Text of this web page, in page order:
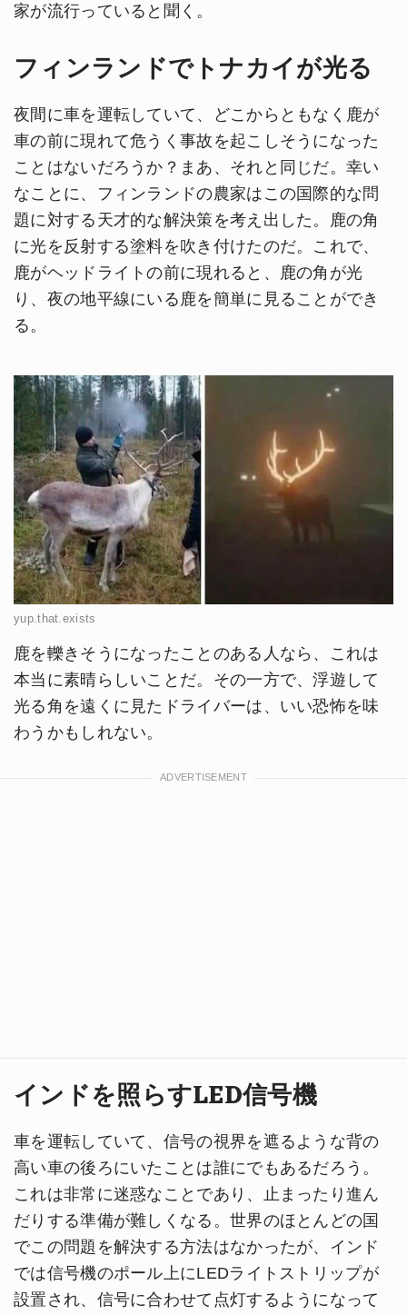
家が流行っていると聞く。
フィンランドでトナカイが光る
夜間に車を運転していて、どこからともなく鹿が
車の前に現れて危うく事故を起こしそうになった
ことはないだろうか？まあ、それと同じだ。幸い
なことに、フィンランドの農家はこの国際的な問
題に対する天才的な解決策を考え出した。鹿の角
に光を反射する塗料を吹き付けたのだ。これで、
鹿がヘッドライトの前に現れると、鹿の角が光
り、夜の地平線にいる鹿を簡単に見ることができ
る。
yup.that.exists
鹿を轢きそうになったことのある人なら、これは
本当に素晴らしいことだ。その一方で、浮遊して
光る角を遠くに見たドライバーは、いい恐怖を味
わうかもしれない。
インドを照らすLED信号機
車を運転していて、信号の視界を遮るような背の
高い車の後ろにいたことは誰にでもあるだろう。
これは非常に迷惑なことであり、止まったり進ん
だりする準備が難しくなる。世界のほとんどの国
でこの問題を解決する方法はなかったが、インド
では信号機のポール上にLEDライトストリップが
設置され、信号に合わせて点灯するようになって